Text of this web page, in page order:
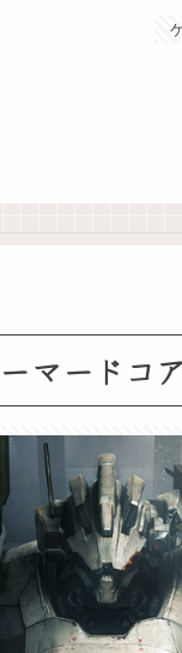
マードコ